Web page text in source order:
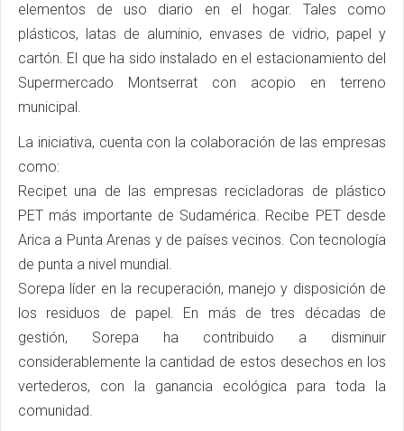
elementos de uso diario en el hogar. Tales como
plásticos, latas de aluminio, envases de vidrio, papel y
cartón. El que ha sido instalado en el estacionamiento del
Supermercado Montserrat con acopio en terreno
municipal.
La iniciativa, cuenta con la colaboración de las empresas
como:
Recipet una de las empresas recicladoras de plástico
PET más importante de Sudamérica. Recibe PET desde
Arica a Punta Arenas y de países vecinos. Con tecnología
de punta a nivel mundial.
Sorepa líder en la recuperación, manejo y disposición de
los residuos de papel. En más de tres décadas de
gestión, Sorepa ha contribuido a disminuir
considerablemente la cantidad de estos desechos en los
vertederos, con la ganancia ecológica para toda la
comunidad.